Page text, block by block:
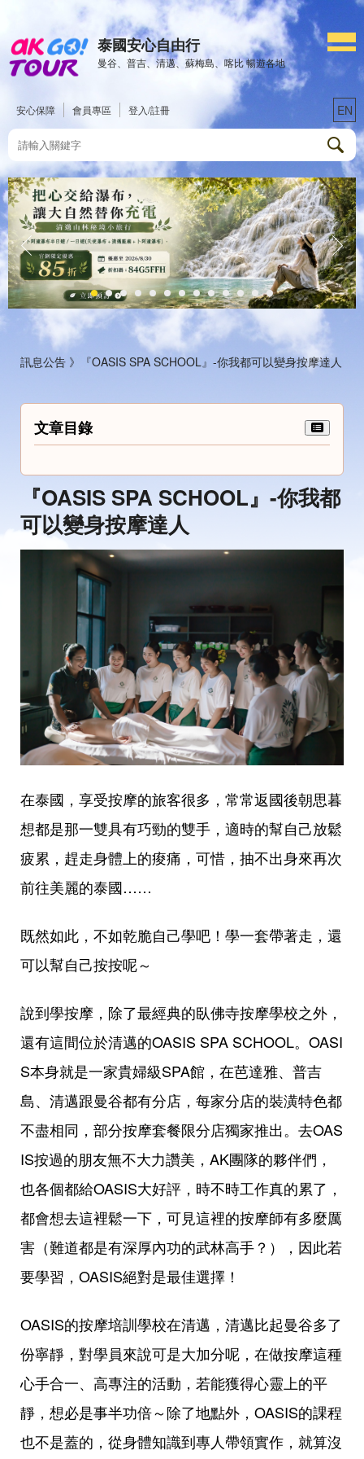
泰國安心自由行
曼谷、普吉、清邁、蘇梅島、喀比 暢遊各地
安心保障 會員專區 登入/註冊 EN
訊息公告 》 『OASIS SPA SCHOOL』-你我都可以變身按摩達人
文章目錄
『OASIS SPA SCHOOL』-你我都
可以變身按摩達人
在泰國，享受按摩的旅客很多，常常返國後朝思暮
想都是那一雙具有巧勁的雙手，適時的幫自己放鬆
疲累，趕走身體上的痠痛，可惜，抽不出身來再次
前往美麗的泰國……
既然如此，不如乾脆自己學吧！學一套帶著走，還
可以幫自己按按呢～
說到學按摩，除了最經典的臥佛寺按摩學校之外，
還有這間位於清邁的OASIS SPA SCHOOL。OASI
S本身就是一家貴婦級SPA館，在芭達雅、普吉
島、清邁跟曼谷都有分店，每家分店的裝潢特色都
不盡相同，部分按摩套餐限分店獨家推出。去OAS
IS按過的朋友無不大力讚美，AK團隊的夥伴們，
也各個都給OASIS大好評，時不時工作真的累了，
都會想去這裡鬆一下，可見這裡的按摩師有多麼厲
害（難道都是有深厚內功的武林高手？），因此若
要學習，OASIS絕對是最佳選擇！
OASIS的按摩培訓學校在清邁，清邁比起曼谷多了
份寧靜，對學員來說可是大加分呢，在做按摩這種
心手合一、高專注的活動，若能獲得心靈上的平
靜，想必是事半功倍～除了地點外，OASIS的課程
也不是蓋的，從身體知識到專人帶領實作，就算沒